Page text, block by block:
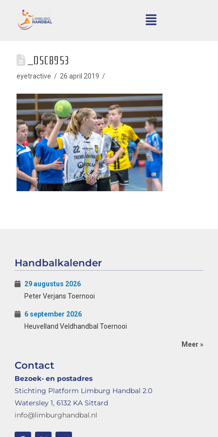
_DSC8953
eyetractive 26 april 2019
Handbalkalender
29 augustus 2026
Peter Verjans Toernooi
6 september 2026
Heuvelland Veldhandbal Toernooi
Meer »
Contact
Bezoek- en postadres
Stichting Platform Limburg Handbal 2.0
Watersley 1, 6132 KA Sittard
info@limburghandbal.nl